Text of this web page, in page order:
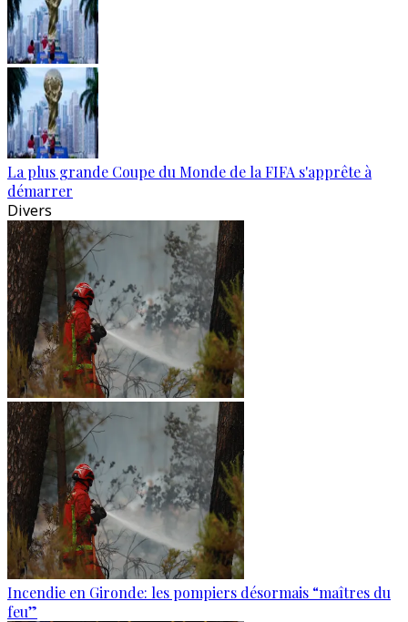
La plus grande Coupe du Monde de la FIFA s'apprête à
démarrer
Divers
Incendie en Gironde: les pompiers désormais “maîtres du
feu”